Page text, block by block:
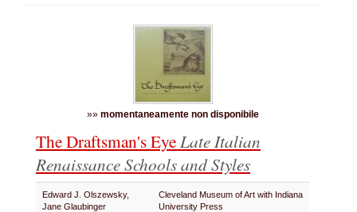
»» momentaneamente non disponibile
The Draftsman's EyeLate Italian
Renaissance Schools and Styles
Edward J. Olszewsky,
Jane Glaubinger
Cleveland Museum of Art with Indiana
University Press